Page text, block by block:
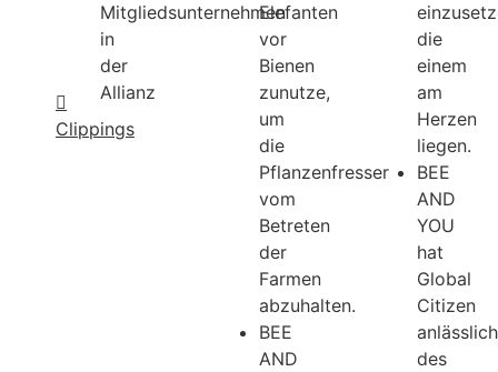
Mitgliedsunternehmen
in
der
Allianz
Clippings
Elefanten
vor
Bienen
zunutze,
um
die
Pflanzenfresser
vom
Betreten
der
Farmen
abzuhalten.
BEE
AND
die
einem
am
Herzen
liegen.
BEE
AND
YOU
hat
Global
Citizen
anlässlich
des